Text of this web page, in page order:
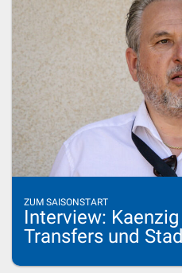
ZUM SAISONSTART
Interview:
Transfers und